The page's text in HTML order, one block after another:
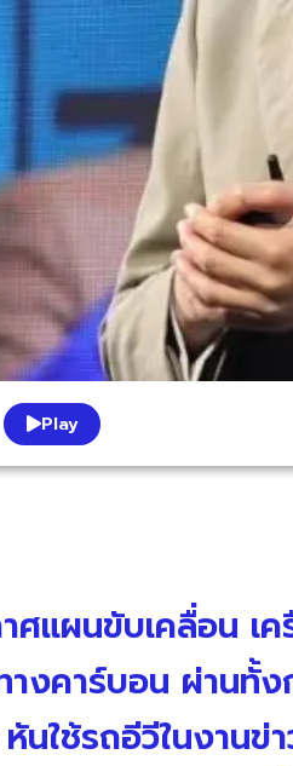
Play
ศแผนขับเคลื่อน เ
างคาร์บอน ผ่านทั้
นใช้รถอีวีในงานข่